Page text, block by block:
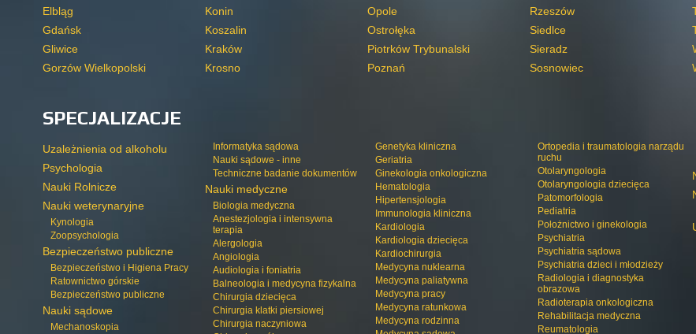
Elbląg
Gdańsk
Gliwice
Gorzów Wielkopolski
Konin
Koszalin
Kraków
Krosno
Opole
Ostrołęka
Piotrków Trybunalski
Poznań
Rzeszów
Siedlce
Sieradz
Sosnowiec
SPECJALIZACJE
Uzależnienia od alkoholu
Psychologia
Nauki Rolnicze
Nauki weterynaryjne
Kynologia
Zoopsychologia
Bezpieczeństwo publiczne
Bezpieczeństwo i Higiena Pracy
Ratownictwo górskie
Bezpieczeństwo publiczne
Nauki sądowe
Mechanoskopia
Informatyka sądowa
Nauki sądowe - inne
Techniczne badanie dokumentów
Nauki medyczne
Biologia medyczna
Anestezjologia i intensywna
terapia
Alergologia
Angiologia
Audiologia i foniatria
Balneologia i medycyna fizykalna
Chirurgia dziecięca
Chirurgia klatki piersiowej
Chirurgia naczyniowa
Genetyka kliniczna
Geriatria
Ginekologia onkologiczna
Hematologia
Hipertensjologia
Immunologia kliniczna
Kardiologia
Kardiologia dziecięca
Kardiochirurgia
Medycyna nuklearna
Medycyna paliatywna
Medycyna pracy
Medycyna ratunkowa
Medycyna rodzinna
Ortopedia i traumatologia narządu
ruchu
Otolaryngologia
Otolaryngologia dziecięca
Patomorfologia
Pediatria
Położnictwo i ginekologia
Psychiatria
Psychiatria sądowa
Psychiatria dzieci i młodzieży
Radiologia i diagnostyka
obrazowa
Radioterapia onkologiczna
Rehabilitacja medyczna
Reumatologia